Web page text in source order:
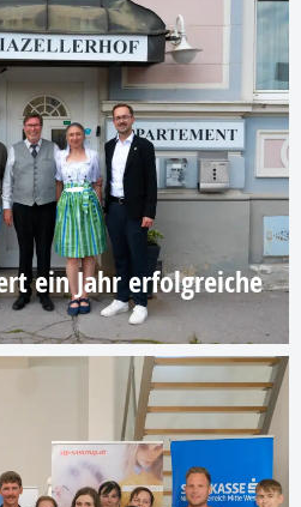
ein Jahr erfolgreiche